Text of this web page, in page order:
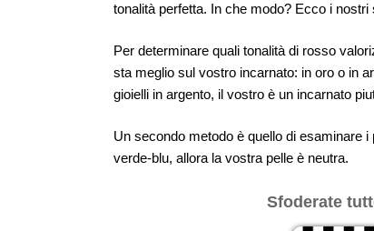
tonalità perfetta. In che modo? Ecco i nostri
Per determinare quali tonalità di rosso
sta meglio sul vostro incarnato: in oro o in
gioielli in argento, il vostro è un incarnato
Un secondo metodo è quello di esaminare
verde-blu, allora la vostra pelle è neutra.
Sfoderate